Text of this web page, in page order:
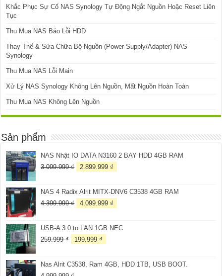
Khắc Phục Sự Cố NAS Synology Tự Động Ngắt Nguồn Hoặc Reset Liên
Tục
Thu Mua NAS Báo Lỗi HDD
Thay Thế & Sửa Chữa Bộ Nguồn (Power Supply/Adapter) NAS
Synology
Thu Mua NAS Lỗi Main
Xử Lý NAS Synology Không Lên Nguồn, Mất Nguồn Hoàn Toàn
Thu Mua NAS Không Lên Nguồn
Sản phẩm
NAS Nhật IO DATA N3160 2 BAY HDD 4GB RAM
3.099.999₫
Giá
3.099.999 ₫.
2.899.999 ₫
là:
NAS 4 Radix Alrit MITX-DNV6 C3538 4GB RAM
4.399.999₫
Giá
4.399.999 ₫.
4.099.999 ₫
là:
USB-A 3.0 to LAN 1GB NEC
259.999₫
Giá
259.999 ₫.
199.999 ₫
là:
Nas Alrit C3538, Ram 4GB, HDD 1TB, USB BOOT.